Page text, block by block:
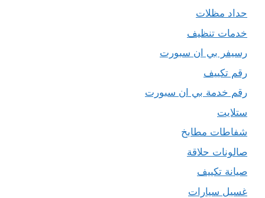
حداد مظلات
خدمات تنظيف
رسيفر بي ان سبورت
رقم تكييف
رقم خدمة بي ان سبورت
ستلايت
شفاطات مطابخ
صالونات حلاقة
صيانة تكييف
غسيل سيارات